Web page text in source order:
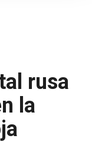
rusa
la